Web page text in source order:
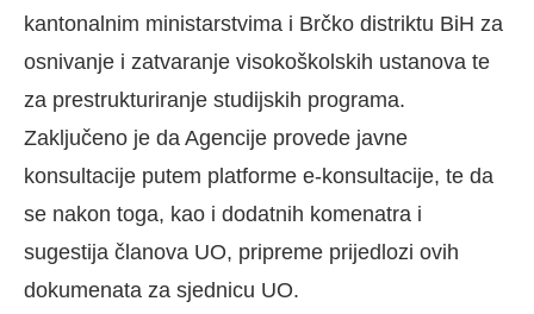
kantonalnim ministarstvima i Brčko distriktu BiH za
osnivanje i zatvaranje visokoškolskih ustanova te
za prestrukturiranje studijskih programa.
Zaključeno je da Agencije provede javne
konsultacije putem platforme e-konsultacije, te da
se nakon toga, kao i dodatnih komenatra i
sugestija članova UO, pripreme prijedlozi ovih
dokumenata za sjednicu UO.